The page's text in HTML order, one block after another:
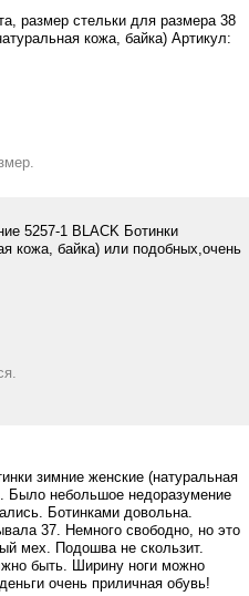
размер стельки для размера 38
кожа, байка) Артикул:
5257-1 BLACK Ботинки
кожа, байка) или подобных,очень
зимние женские (натуральная
Было небольшое недоразумение
Ботинками довольна.
37. Немного свободно, но это
мех. Подошва не скользит.
быть. Ширину ноги можно
очень приличная обувь!